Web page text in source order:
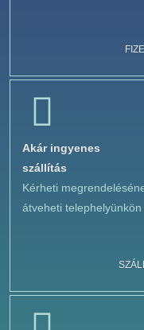
Akár ingyenes
szállítás
Kérheti
átveheti